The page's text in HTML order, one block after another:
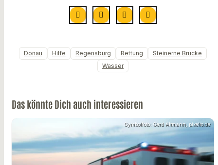
Donau Hilfe Regensburg Rettung
Steinerne Brücke
Wasser
Das könnte Dich auch interessieren
Symbolfoto: Gerd Altmann, pixelio.de